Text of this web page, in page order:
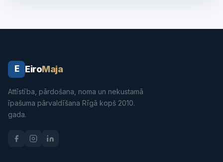
E EiroMaja
Attīstība, pārdošana, noma un nekustamā
īpašuma pārvaldīšana Rīgā kopš 2010.
gada.